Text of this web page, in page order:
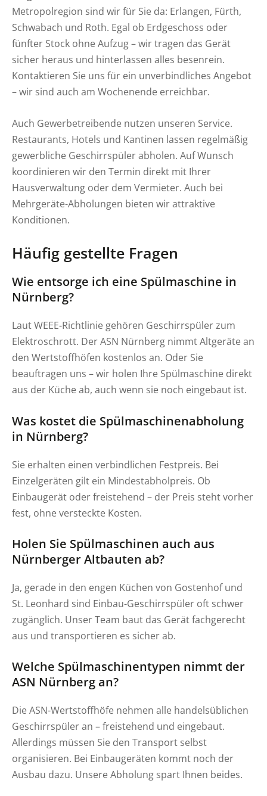
Metropolregion sind wir für Sie da: Erlangen, Fürth,
Schwabach und Roth. Egal ob Erdgeschoss oder
fünfter Stock ohne Aufzug – wir tragen das Gerät
sicher heraus und hinterlassen alles besenrein.
Kontaktieren Sie uns für ein unverbindliches Angebot
– wir sind auch am Wochenende erreichbar.
Auch Gewerbetreibende nutzen unseren Service.
Restaurants, Hotels und Kantinen lassen regelmäßig
gewerbliche Geschirrspüler abholen. Auf Wunsch
koordinieren wir den Termin direkt mit Ihrer
Hausverwaltung oder dem Vermieter. Auch bei
Mehrgeräte-Abholungen bieten wir attraktive
Konditionen.
Häufig gestellte Fragen
Wie entsorge ich eine Spülmaschine in
Nürnberg?
Laut WEEE-Richtlinie gehören Geschirrspüler zum
Elektroschrott. Der ASN Nürnberg nimmt Altgeräte an
den Wertstoffhöfen kostenlos an. Oder Sie
beauftragen uns – wir holen Ihre Spülmaschine direkt
aus der Küche ab, auch wenn sie noch eingebaut ist.
Was kostet die Spülmaschinenabholung
in Nürnberg?
Sie erhalten einen verbindlichen Festpreis. Bei
Einzelgeräten gilt ein Mindestabholpreis. Ob
Einbaugerät oder freistehend – der Preis steht vorher
fest, ohne versteckte Kosten.
Holen Sie Spülmaschinen auch aus
Nürnberger Altbauten ab?
Ja, gerade in den engen Küchen von Gostenhof und
St. Leonhard sind Einbau-Geschirrspüler oft schwer
zugänglich. Unser Team baut das Gerät fachgerecht
aus und transportieren es sicher ab.
Welche Spülmaschinentypen nimmt der
ASN Nürnberg an?
Die ASN-Wertstoffhöfe nehmen alle handelsüblichen
Geschirrspüler an – freistehend und eingebaut.
Allerdings müssen Sie den Transport selbst
organisieren. Bei Einbaugeräten kommt noch der
Ausbau dazu. Unsere Abholung spart Ihnen beides.